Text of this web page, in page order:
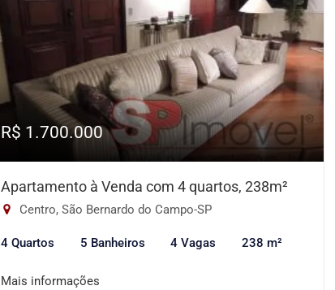
R$ 1.700.000
Apartamento à Venda com 4 quartos, 238m²
Centro, São Bernardo do Campo-SP
4 Quartos 5 Banheiros 4 Vagas 238 m²
Mais informações